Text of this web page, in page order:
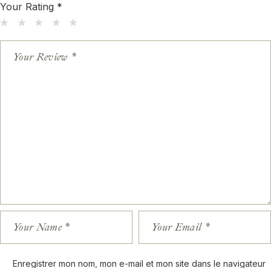
Your Rating *
Enregistrer mon nom, mon e-mail et mon site dans le navigateur